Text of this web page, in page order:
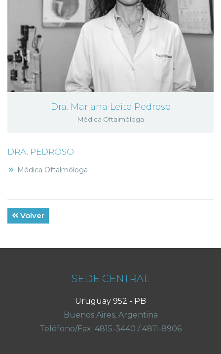
Dra. Mariana Leite Pedroso
Médica Oftalmóloga
DRA. PEDROSO
Médica Oftalmóloga
Volver
SEDE CENTRAL
Uruguay 952 - PB
Buenos Aires, Argentina
Teléfono/Fax: 4815-3440 /4811-8906